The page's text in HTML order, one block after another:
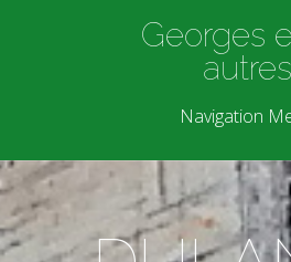
Georges
autres
Navigation